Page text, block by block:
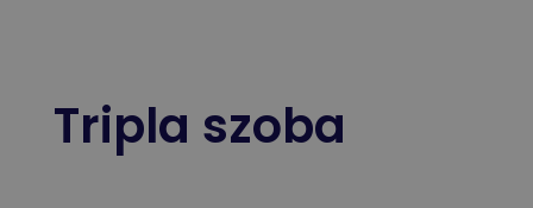
Tripla szoba